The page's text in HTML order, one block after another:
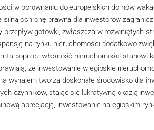
w porównaniu do europejskich domów
ochronę prawną dla inwestorów
przepływ gotówki, zwłaszcza w rozwiniętych
na rynku nieruchomości dodatkowo
poprzez własność nieruchomości stanowi
że inwestowanie w egipskie
wynajem tworzą doskonałe środowisko dla
czynników, stając się lukratywną okazją
aprecjację, inwestowanie na egipskim